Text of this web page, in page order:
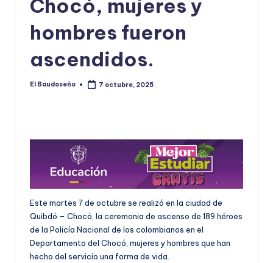
Chocó, mujeres y
hombres fueron
ascendidos.
Publicado
El Baudoseño 7 octubre, 2025
Este martes 7 de octubre se realizó en la ciudad de
Quibdó – Chocó, la ceremonia de ascenso de 189 héroes
de la Policía Nacional de los colombianos en el
Departamento del Chocó, mujeres y hombres que han
hecho del servicio una forma de vida.